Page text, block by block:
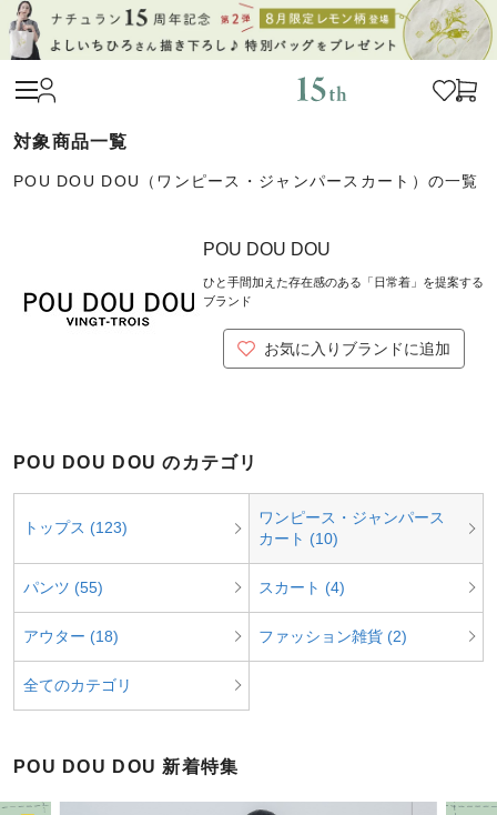
POU DOU DOU（ワンピース・ジャンパースカート）の一覧
POU DOU DOU
ひと手間加えた存在感のある「日常着」を提案する
ブランド
お気に入りブランドに追加
POU DOU DOU のカテゴリ
トップス (123)
ワンピース・ジャンパース
カート (10)
パンツ (55) スカート (4)
アウター (18) ファッション雑貨 (2)
全てのカテゴリ
POU DOU DOU 新着特集